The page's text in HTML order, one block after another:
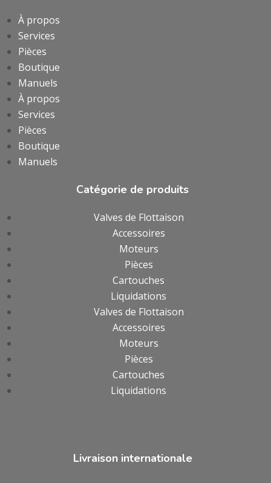
À propos
Services
Pièces
Boutique
Manuels
À propos
Services
Pièces
Boutique
Manuels
Catégorie de produits
Valves de Flottaison
Accessoires
Moteurs
Pièces
Cartouches
Liquidations
Valves de Flottaison
Accessoires
Moteurs
Pièces
Cartouches
Liquidations
Livraison internationale